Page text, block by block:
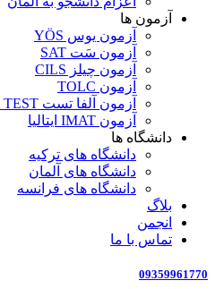
آزمون ها
آزمون یوس YÖS
آزمون سَت SAT
آزمون چیلز CILS‌
آزمون TOLC
آزمون آلفا تست ALPHA TEST
آزمون IMAT ایتالیا
دانشگاه ها
دانشگاه های ترکیه
دانشگاه های آلمان
دانشگاه های فرانسه
بلاگ
انجمن
تماس با ما
09359961770